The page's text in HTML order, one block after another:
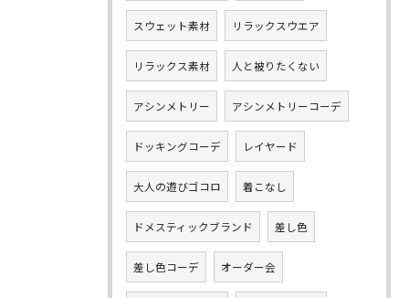
スウェット素材 リラックスウエア
リラックス素材 人と被りたくない
アシンメトリー アシンメトリーコーデ
ドッキングコーデ レイヤード
大人の遊びゴコロ 着こなし
ドメスティックブランド 差し色
差し色コーデ オーダー会